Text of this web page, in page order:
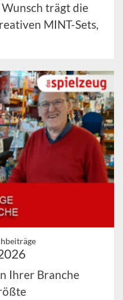
trägt die
MINT-Sets,
Ihrer Branche